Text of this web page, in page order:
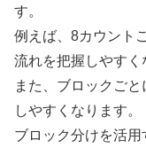
す。
例えば、8カウント
流れを把握しやすく
また、ブロックご
しやすくなります。
ブロック分けを活